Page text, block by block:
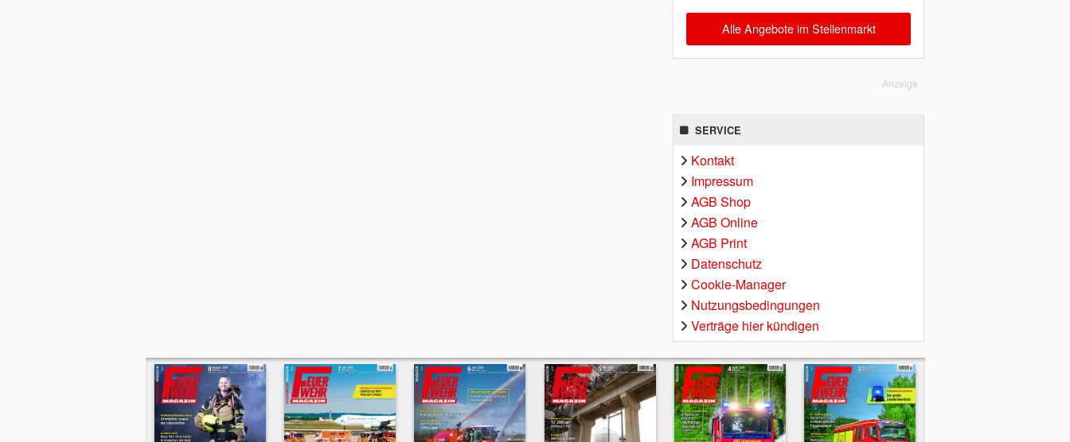
Alle Angebote im Stellenmarkt
Anzeige
SERVICE
Kontakt
Impressum
AGB Shop
AGB Online
AGB Print
Datenschutz
Cookie-Manager
Nutzungsbedingungen
Verträge hier kündigen